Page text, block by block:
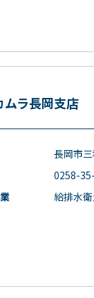
ムラ長岡支店
長岡市
0258-
給排水